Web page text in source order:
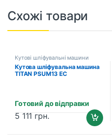
Схожі товари
Кутові шліфувальні машини
Кутова шліфувальна машина
TITAN PSUM13 EC
Готовий до відправки
5 111 грн.